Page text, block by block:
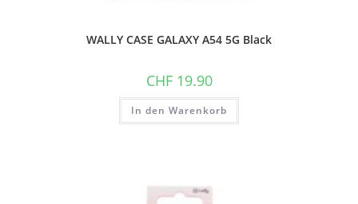
WALLY CASE GALAXY A54 5G Black
CHF19.90
In den Warenkorb